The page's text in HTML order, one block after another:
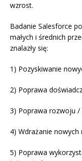
wzrost.
Badanie Salesforce
małych i średnich
znalazły się:
1) Pozyskiwanie
2) Poprawa
3) Poprawa rozwoju
4) Wdrażanie
5) Poprawa